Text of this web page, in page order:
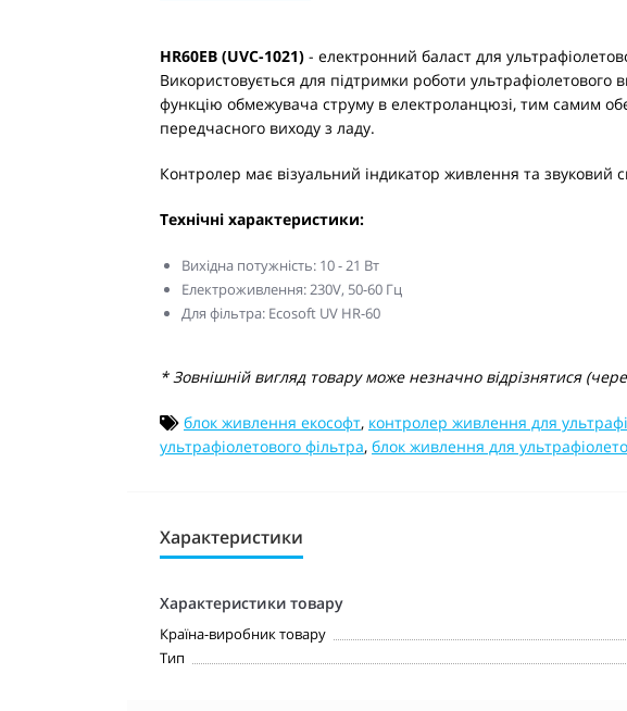
HR60EB (UVC-1021) - електронний баласт для
Використовується для підтримки роботи
функцію обмежувача струму в електроланцюзі, тим самим
передчасного виходу з ладу.
Контролер має візуальний індикатор живлення та звуковий
Технічні характеристики:
Вихідна потужність: 10 - 21 Вт
Електроживлення: 230V, 50-60 Гц
Для фільтра: Ecosoft UV HR-60
* Зовнішній вигляд товару може незначно відрізнятися
блок живлення екософт, контролер живлення для
ультрафіолетового фільтра, блок живлення для
Характеристики
Характеристики товару
Країна-виробник товару
Тип